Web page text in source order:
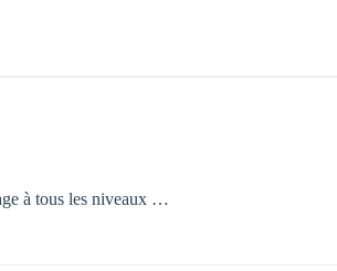
à tous les niveaux …